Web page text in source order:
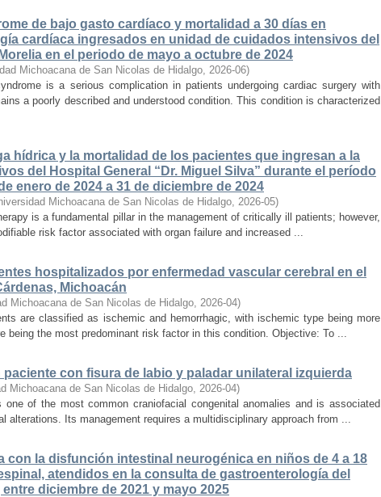
de bajo gasto cardíaco y mortalidad a 30 días en
cardíaca ingresados en unidad de cuidados intensivos del
en el periodo de mayo a octubre de 2024
Michoacana de San Nicolas de Hidalgo, 2026-06)
is a serious complication in patients undergoing cardiac surgery with
a poorly described and understood condition. This condition is characterized
hídrica y la mortalidad de los pacientes que ingresan a la
del Hospital General “Dr. Miguel Silva” durante el período
enero de 2024 a 31 de diciembre de 2024
Michoacana de San Nicolas de Hidalgo, 2026-05)
is a fundamental pillar in the management of critically ill patients; however,
risk factor associated with organ failure and increased ...
hospitalizados por enfermedad vascular cerebral en el
Michoacán
Michoacana de San Nicolas de Hidalgo, 2026-04)
are classified as ischemic and hemorrhagic, with ischemic type being more
being the most predominant risk factor in this condition. Objective: To ...
con fisura de labio y paladar unilateral izquierda
Michoacana de San Nicolas de Hidalgo, 2026-04)
one of the most common craniofacial congenital anomalies and is associated
alterations. Its management requires a multidisciplinary approach from ...
con la disfunción intestinal neurogénica en niños de 4 a 18
atendidos en la consulta de gastroenterología del
diciembre de 2021 y mayo 2025